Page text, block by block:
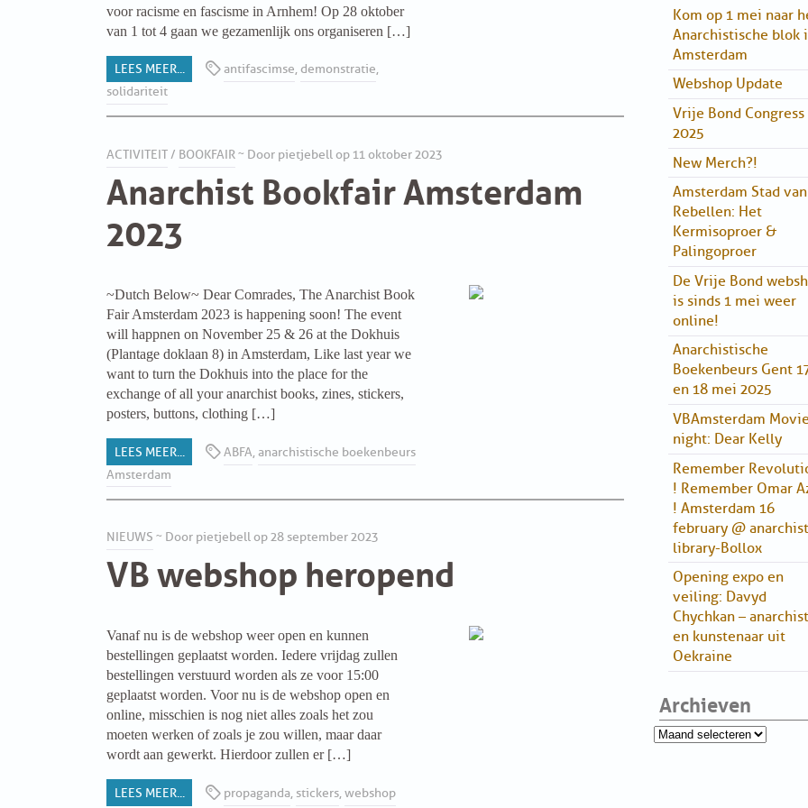
VB FRIESLAND
VB WEST-FRIESLAND
WERKGROEP ARBEID
ANARCHISME – EEN INTRODUCTIE
OTTO SLAVEFORCE
JUMBO DISTRIBUTIECENTRA EN OTTO WORKFORCE
PROBLEMY Z AGENCJA… PRACY TYMCZASOWEJ OTTO
KUNST-ANARCHISTISCHE DAG BAJEENKOMST
VERKIEZINGEN
BASTION BASTARDS
CODE ZWART
FREE JOCK PALFREEMAN
BUITEN DE ORDE
voor racisme en fascisme in Arnhem! Op 28 oktober
van 1 tot 4 gaan we gezamenlijk ons organiseren […]
LEES MEER... antifascimse, demonstratie,
solidariteit
ACTIVITEIT/ BOOKFAIR~ Door pietjebell op 11 oktober 2023
Anarchist Bookfair Amsterdam
2023
~Dutch Below~ Dear Comrades, The Anarchist Book
Fair Amsterdam 2023 is happening soon! The event
will happnen on November 25 & 26 at the Dokhuis
(Plantage doklaan 8) in Amsterdam, Like last year we
want to turn the Dokhuis into the place for the
exchange of all your anarchist books, zines, stickers,
posters, buttons, clothing […]
LEES MEER... ABFA, anarchistische boekenbeurs
Amsterdam
NIEUWS ~ Door pietjebell op 28 september 2023
VB webshop heropend
Vanaf nu is de webshop weer open en kunnen
bestellingen geplaatst worden. Iedere vrijdag zullen
bestellingen verstuurd worden als ze voor 15:00
geplaatst worden. Voor nu is de webshop open en
online, misschien is nog niet alles zoals het zou
moeten werken of zoals je zou willen, maar daar
wordt aan gewerkt. Hierdoor zullen er […]
LEES MEER... propaganda, stickers,webshop
Kom op 1 mei naar
Anarchistische blok
Amsterdam
Webshop Update
Vrije Bond Congress
2025
New Merch?!
Amsterdam Stad van
Rebellen: Het
Kermisoproer &
Palingoproer
De Vrije Bond
is sinds 1 mei weer
online!
Anarchistische
Boekenbeurs Gent
en 18 mei 2025
VBAmsterdam Movie
night: Dear Kelly
Remember
! Remember Omar
! Amsterdam 16
february @ anarchist
library-Bollox
Opening expo en
veiling: Davyd
Chychkan – anarchist
en kunstenaar uit
Oekraine
Archieven
Archieven